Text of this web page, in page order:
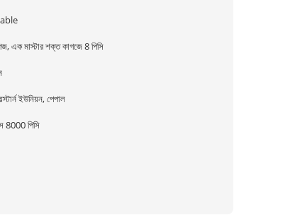
এক মাস্টার শক্ত কাগজে 8 পিসি
ইউনিয়ন, পেপাল
8000 পিসি